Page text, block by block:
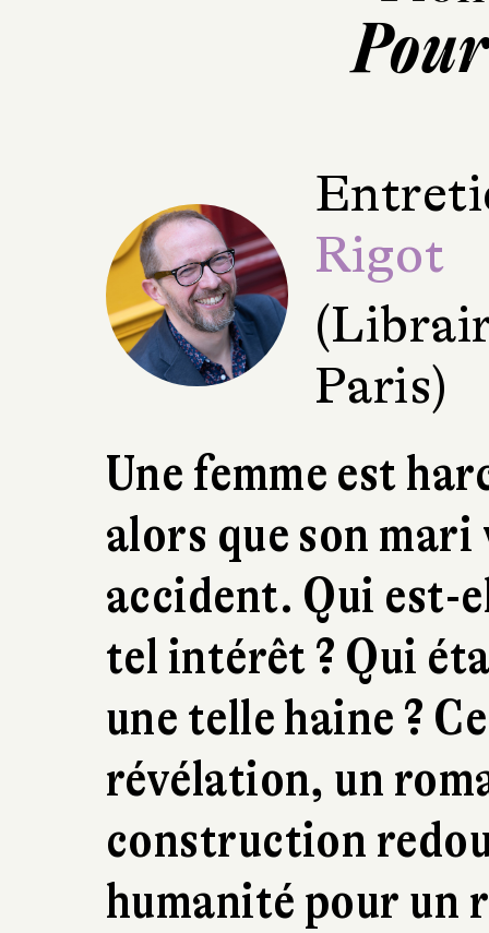
Rigot
Paris)
Une femme est
alors que son
accident. Qui est-
tel intérêt ? Qui
une telle haine ?
révélation, un
construction
humanité pour un